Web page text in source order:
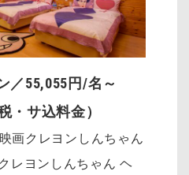
／55,055円/名～
・サ込料金）
画クレヨンしんちゃん
レヨンしんちゃん ヘ